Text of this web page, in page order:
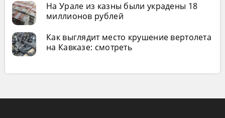
На Урале из казны были украдены 18
миллионов рублей
Как выглядит место крушение вертолета
на Кавказе: смотреть